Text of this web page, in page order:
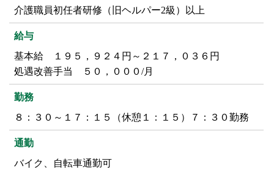
介護職員初任者研修（旧ヘルパー2級）以上
給与
基本給 １９５，９２４円～２１７，０３６円
処遇改善手当 ５０，０００/月
勤務
８：３０～１７：１５（休憩１：１５）７：３０勤務
通勤
バイク、自転車通勤可